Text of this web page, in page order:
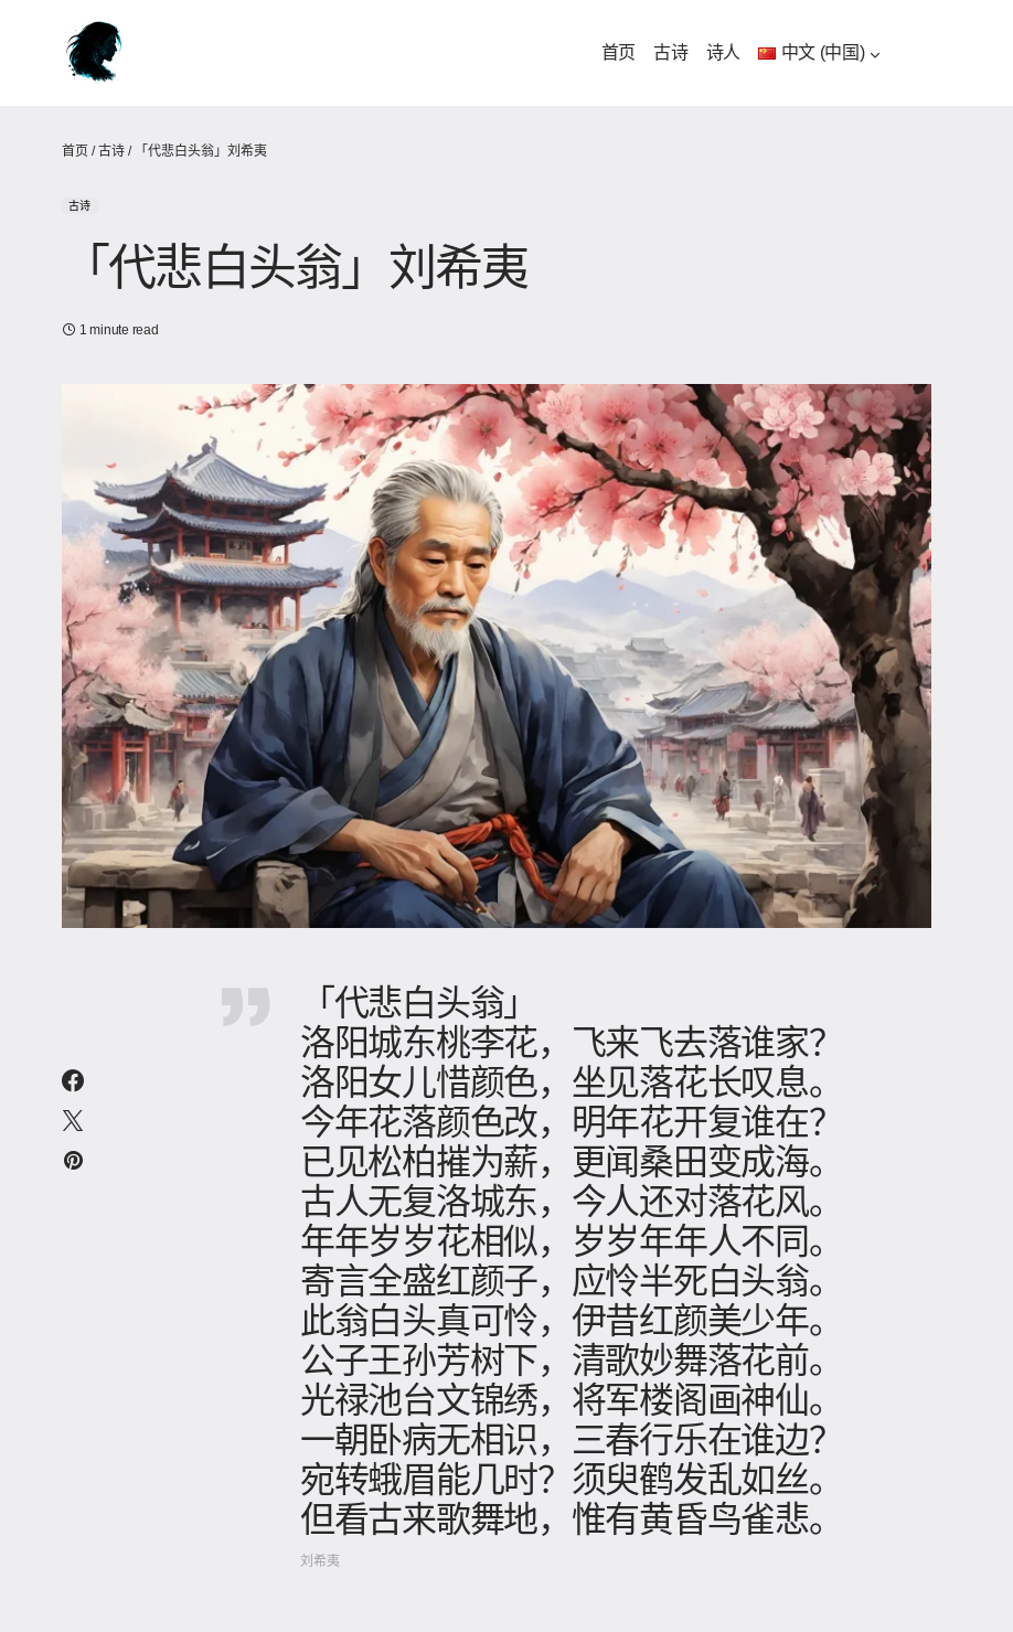
首页 古诗 诗人 中文 (中国)
首页 /古诗 / 「代悲白头翁」刘希夷
古诗
「代悲白头翁」刘希夷
1 minute read
「代悲白头翁」
洛阳城东桃李花，飞来飞去落谁家？
洛阳女儿惜颜色，坐见落花长叹息。
今年花落颜色改，明年花开复谁在？
已见松柏摧为薪，更闻桑田变成海。
古人无复洛城东，今人还对落花风。
年年岁岁花相似，岁岁年年人不同。
寄言全盛红颜子，应怜半死白头翁。
此翁白头真可怜，伊昔红颜美少年。
公子王孙芳树下，清歌妙舞落花前。
光禄池台文锦绣，将军楼阁画神仙。
一朝卧病无相识，三春行乐在谁边？
宛转蛾眉能几时？须臾鹤发乱如丝。
但看古来歌舞地，惟有黄昏鸟雀悲。
刘希夷